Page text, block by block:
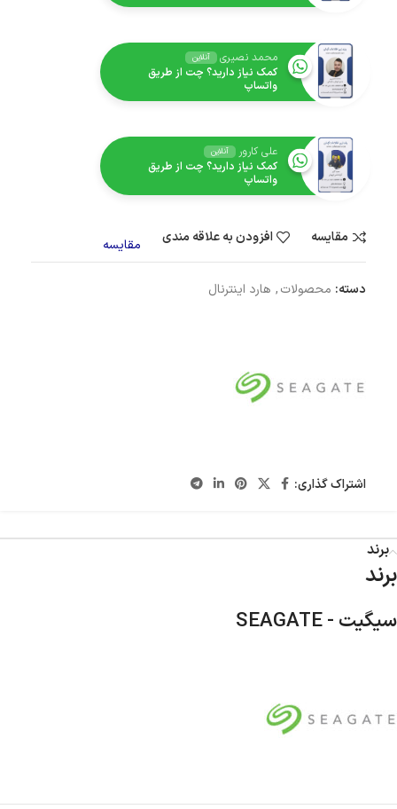
محمد نصیری آنلاین
کمک نیاز دارید؟ چت از طریق
واتساپ
علی کارور آنلاین
کمک نیاز دارید؟ چت از طریق
واتساپ
مقایسه افزودن به علاقه مندی مقایسه
دسته: محصولات, هارد اینترنال
اشتراک گذاری:
برند
برند
سیگیت - SEAGATE